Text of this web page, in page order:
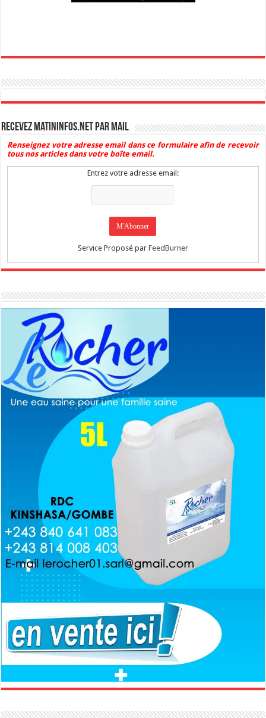
Recevez Matininfos.net par mail
Renseignez votre adresse email dans ce formulaire afin de recevoir
tous nos articles dans votre boîte email.
Entrez votre adresse email:
Service Proposé par FeedBurner